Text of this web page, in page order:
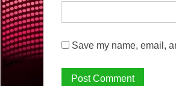
Save my name, email,